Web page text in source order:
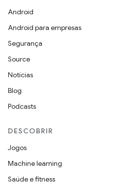
Android
Android para empresas
Segurança
Source
Notícias
Blog
Podcasts
DESCOBRIR
Jogos
Machine learning
Saúde e fitness